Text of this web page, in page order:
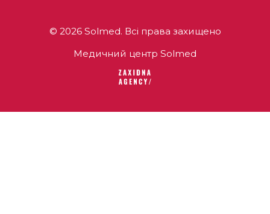
© 2026 Solmed. Всі права захищено
Медичний центр Solmed